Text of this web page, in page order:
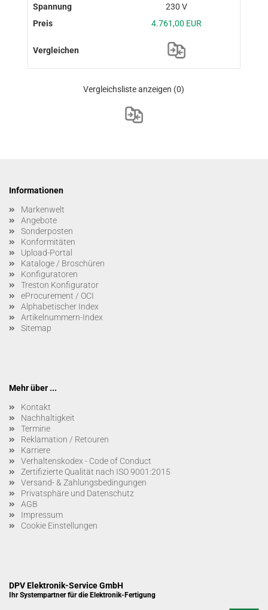
230 V
4.761,00 EUR
Vergleichsliste anzeigen (0)
Informationen
Markenwelt
Angebote
Sonderposten
Konformitäten
Upload-Portal
Kataloge / Broschüren
Konfiguratoren
Treston Konfigurator
eProcurement / OCI
Alphabetischer Index
Artikelnummern-Index
Sitemap
Mehr über ...
Kontakt
Nachhaltigkeit
Termine
Reklamation / Retouren
Karriere
Verhaltenskodex - Code of Conduct
Zertifizierte Qualität nach ISO 9001:2015
Versand- & Zahlungsbedingungen
Privatsphäre und Datenschutz
AGB
Impressum
Cookie Einstellungen
DPV Elektronik-Service GmbH
Ihr Systempartner für die Elektronik-Fertigung